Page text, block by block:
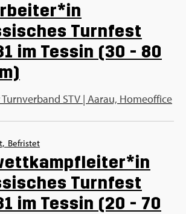
Turnfest
im Tessin (30 - 80
STV | Aarau, Homeoffice
Befristet
Turnfest
im Tessin (20 - 70